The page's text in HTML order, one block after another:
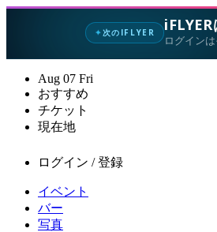
✦次のIFLYER iFLYER
ログイン
Aug 07 Fri
おすすめ
チケット
現在地
ログイン / 登録
イベント
バー
写真